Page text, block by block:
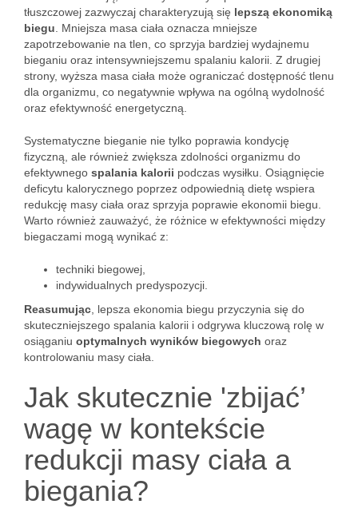
tłuszczowej zazwyczaj charakteryzują się lepszą ekonomiką
biegu . Mniejsza masa ciała oznacza mniejsze
zapotrzebowanie na tlen, co sprzyja bardziej wydajnemu
bieganiu oraz intensywniejszemu spalaniu kalorii. Z drugiej
strony, wyższa masa ciała może ograniczać dostępność tlenu
dla organizmu, co negatywnie wpływa na ogólną wydolność
oraz efektywność energetyczną.
Systematyczne bieganie nie tylko poprawia kondycję
fizyczną, ale również zwiększa zdolności organizmu do
efektywnego spalania kalorii podczas wysiłku. Osiągnięcie
deficytu kalorycznego poprzez odpowiednią dietę wspiera
redukcję masy ciała oraz sprzyja poprawie ekonomii biegu.
Warto również zauważyć, że różnice w efektywności między
biegaczami mogą wynikać z:
techniki biegowej,
indywidualnych predyspozycji.
Reasumując , lepsza ekonomia biegu przyczynia się do
skuteczniejszego spalania kalorii i odgrywa kluczową rolę w
osiąganiu optymalnych wyników biegowych oraz
kontrolowaniu masy ciała.
Jak skutecznie 'zbijać’
wagę w kontekście
redukcji masy ciała a
biegania?